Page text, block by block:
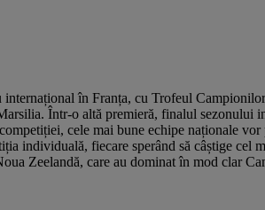
în Franța, cu Trofeul
Într-o altă premieră, finalul sezonului
cele mai bune echipe naționale vor
individuală, fiecare sperând să câștige cel
Zeelandă, care au dominat în mod clar